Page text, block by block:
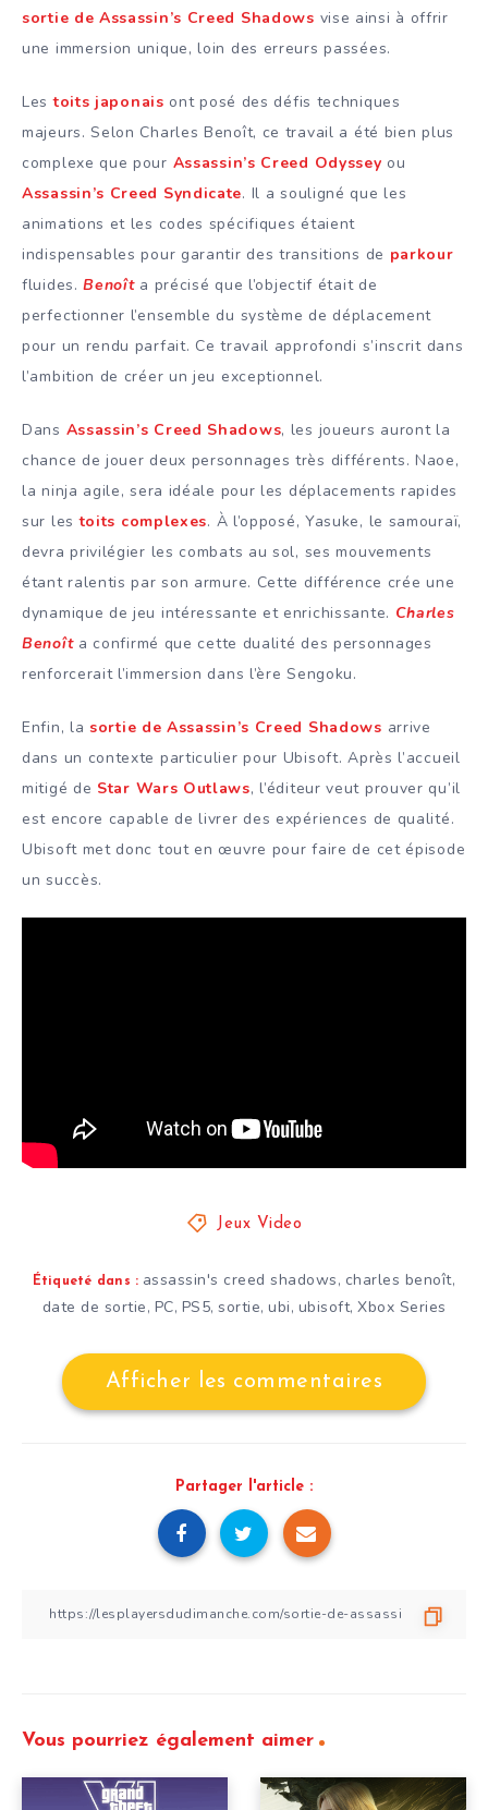
sortie de Assassin’s Creed Shadows vise ainsi à offrir
une immersion unique, loin des erreurs passées.
Lestoits japonais ont posé des défis techniques
majeurs. Selon Charles Benoît, ce travail a été bien plus
complexe que pour Assassin’s Creed Odyssey ou
Assassin’s Creed Syndicate. Il a souligné que les
animations et les codes spécifiques étaient
indispensables pour garantir des transitions de parkour
fluides.Benoîta précisé que l’objectif était de
perfectionner l’ensemble du système de déplacement
pour un rendu parfait. Ce travail approfondi s’inscrit dans
l’ambition de créer un jeu exceptionnel.
Dans Assassin’s Creed Shadows, les joueurs auront la
chance de jouer deux personnages très différents. Naoe,
la ninja agile, sera idéale pour les déplacements rapides
sur lestoits complexes. À l’opposé, Yasuke, le samouraï,
devra privilégier les combats au sol, ses mouvements
étant ralentis par son armure. Cette différence crée une
dynamique de jeu intéressante et enrichissante. Charles
Benoîta confirmé que cette dualité des personnages
renforcerait l’immersion dans l’ère Sengoku.
Enfin, la sortie de Assassin’s Creed Shadows arrive
dans un contexte particulier pour Ubisoft. Après l’accueil
mitigé de Star Wars Outlaws, l’éditeur veut prouver qu’il
est encore capable de livrer des expériences de qualité.
Ubisoft met donc tout en œuvre pour faire de cet épisode
un succès.
Jeux Video
Étiqueté dans : assassin's creed shadows, charles benoît,
date de sortie, PC, PS5, sortie, ubi, ubisoft, Xbox Series
Afficher les commentaires
Partager l'article :
Vous pourriez également aimer